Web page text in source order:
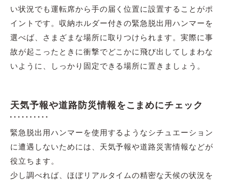
い状況でも運転席から手の届く位置に設置することがポ
イントです。収納ホルダー付きの緊急脱出用ハンマーを
選べば、さまざまな場所に取りつけられます。実際に事
故が起こったときに衝撃でどこかに飛び出してしまわな
いように、しっかり固定できる場所に置きましょう。
天気予報や道路防災情報をこまめにチェック
緊急脱出用ハンマーを使用するようなシチュエーション
に遭遇しないためには、天気予報や道路災害情報などが
役立ちます。
少し調べれば、ほぼリアルタイムの精密な天候の状況を